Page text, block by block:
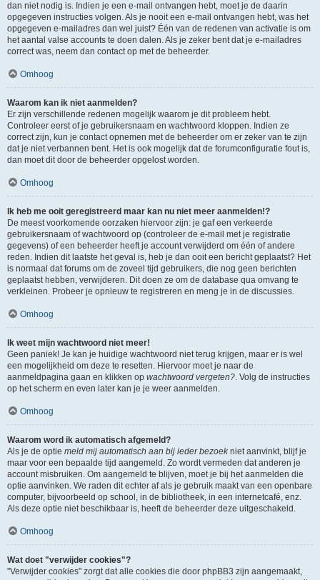
dan niet nodig is. Indien je een e-mail ontvangen hebt, moet je de daarin
opgegeven instructies volgen. Als je nooit een e-mail ontvangen hebt, was het
opgegeven e-mailadres dan wel juist? Één van de redenen van activatie is om
het aantal valse accounts te doen dalen. Als je zeker bent dat je e-mailadres
correct was, neem dan contact op met de beheerder.
Omhoog
Waarom kan ik niet aanmelden?
Er zijn verschillende redenen mogelijk waarom je dit probleem hebt.
Controleer eerst of je gebruikersnaam en wachtwoord kloppen. Indien ze
correct zijn, kun je contact opnemen met de beheerder om er zeker van te zijn
dat je niet verbannen bent. Het is ook mogelijk dat de forumconfiguratie fout is,
dan moet dit door de beheerder opgelost worden.
Omhoog
Ik heb me ooit geregistreerd maar kan nu niet meer aanmelden!?
De meest voorkomende oorzaken hiervoor zijn: je gaf een verkeerde
gebruikersnaam of wachtwoord op (controleer de e-mail met je registratie
gegevens) of een beheerder heeft je account verwijderd om één of andere
reden. Indien dit laatste het geval is, heb je dan ooit een bericht geplaatst? Het
is normaal dat forums om de zoveel tijd gebruikers, die nog geen berichten
geplaatst hebben, verwijderen. Dit doen ze om de database qua omvang te
verkleinen. Probeer je opnieuw te registreren en meng je in de discussies.
Omhoog
Ik weet mijn wachtwoord niet meer!
Geen paniek! Je kan je huidige wachtwoord niet terug krijgen, maar er is wel
een mogelijkheid om deze te resetten. Hiervoor moet je naar de
aanmeldpagina gaan en klikken op wachtwoord vergeten?. Volg de instructies
op het scherm en even later kan je je weer aanmelden.
Omhoog
Waarom word ik automatisch afgemeld?
Als je de optie meld mij automatisch aan bij ieder bezoekniet aanvinkt, blijf je
maar voor een bepaalde tijd aangemeld. Zo wordt vermeden dat anderen je
account misbruiken. Om aangemeld te blijven, moet je bij het aanmelden die
optie aanvinken. We raden dit echter af als je gebruik maakt van een openbare
computer, bijvoorbeeld op school, in de bibliotheek, in een internetcafé, enz.
Als deze optie niet beschikbaar is, heeft de beheerder deze uitgeschakeld.
Omhoog
Wat doet "verwijder cookies"?
"Verwijder cookies" zorgt dat alle cookies die door phpBB3 zijn aangemaakt,